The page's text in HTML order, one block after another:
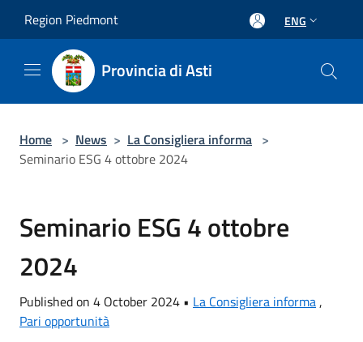
Region Piedmont ENG
Provincia di Asti
Home > News > La Consigliera informa >
Seminario ESG 4 ottobre 2024
Seminario ESG 4 ottobre
2024
Published on 4 October 2024 • La Consigliera informa ,
Pari opportunità